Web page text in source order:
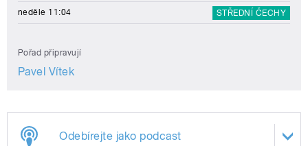
neděle 11:04 STŘEDNÍ ČECHY
Pořad připravují
Pavel Vítek
Odebírejte jako podcast